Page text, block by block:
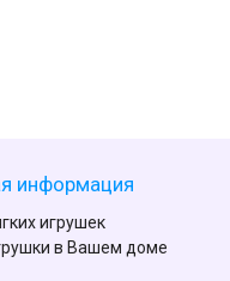
информация
игрушек
в Вашем доме